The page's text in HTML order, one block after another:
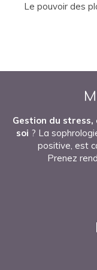
Le pouvoir des
Gestion du
soi ? La
positive, est
Prenez